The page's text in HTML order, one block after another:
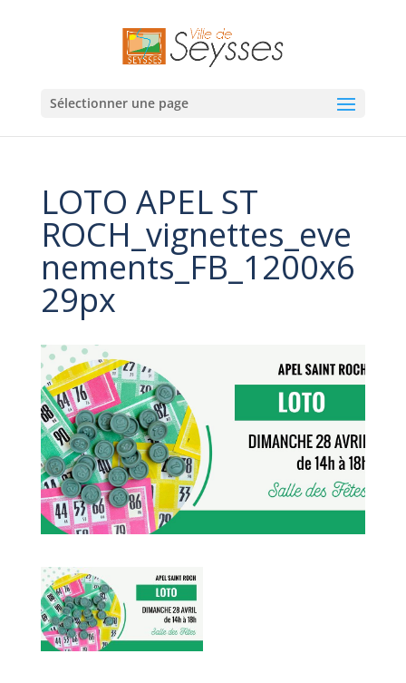
Sélectionner une page
LOTO APEL ST
ROCH_vignettes_eve
nements_FB_1200x6
29px